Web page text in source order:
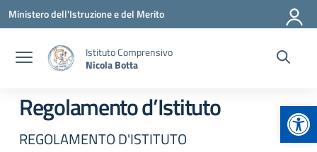
Vai ai contenuti
Vai al menu di navigazione
Vai al footer
Ministero dell'Istruzione e del Merito
Istituto Comprensivo
Nicola Botta
Regolamento d’Istituto
REGOLAMENTO D'ISTITUTO